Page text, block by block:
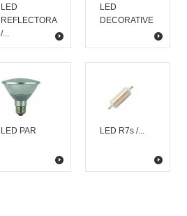
LED
REFLECTORA
/...
LED
DECORATIVE
LED PAR LED R7s /...